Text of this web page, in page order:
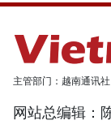
主管部门：越南通讯社
网站总编辑：